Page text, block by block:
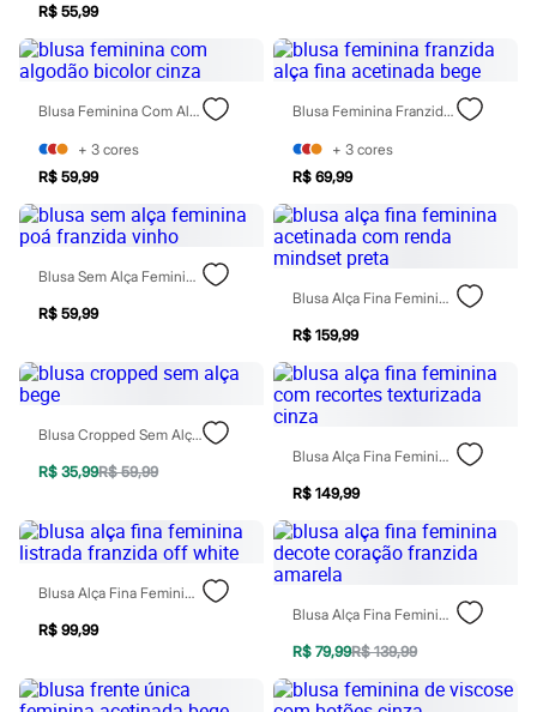
Masculino
Em alta
Dia dos Pais
Inverno
Novidades
Roupas
Bermudas
Camisas
Calças
Camisetas e Regatas
Casacos e Jaquetas
Jeans
Polos
Bolsas e Mochilas
Cintos
Carteiras
Óculos
Relógios
Calçados
Botas
Sandálias e Papetes
Tênis
Acessórios
Bermudas
Camisetas
Calçados
Regatas
R$ 55,99
Blusa Feminina Com Algodão Bicolor Cinza
+ 3 cores
R$ 59,99
Blusa Feminina Franzida Alça Fina Acetinada Bege
+ 3 cores
R$ 69,99
Blusa Sem Alça Feminina Poá Franzida Vinho
R$ 59,99
Blusa Alça Fina Feminina Acetinada Com Renda Mindset Preta
R$ 159,99
Blusa Cropped Sem Alça Bege
R$ 35,99R$ 59,99
Blusa Alça Fina Feminina Com Recortes Texturizada Cinza
R$ 149,99
Blusa Alça Fina Feminina Listrada Franzida Off White
R$ 99,99
Blusa Alça Fina Feminina Decote Coração Franzida Amarela
R$ 79,99R$ 139,99